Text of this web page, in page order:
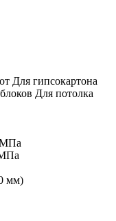
Для гипсокартона
Для потолка
МПа
мм)